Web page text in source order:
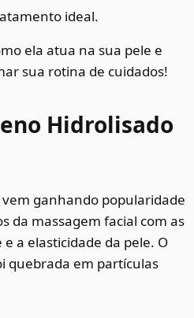
ideal.
ela atua na sua pele e
sua rotina de cuidados!
Hidrolisado
ganhando popularidade
da massagem facial com as
a elasticidade da pele. O
quebrada em partículas